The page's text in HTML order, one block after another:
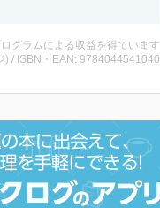
グラムによる収益を得ています
) / ISBN・EAN: 9784044541040